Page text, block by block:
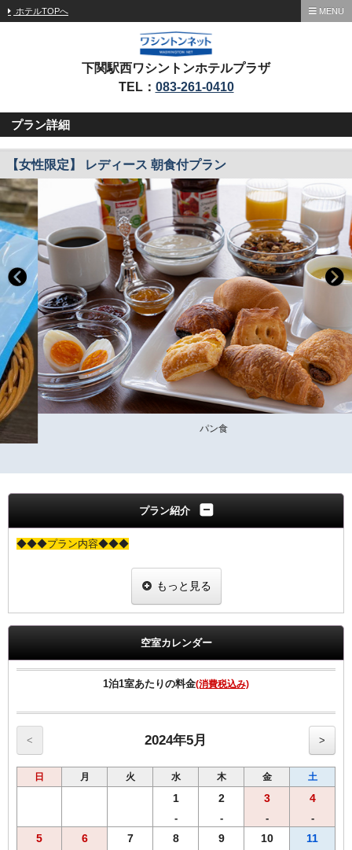
ホテルTOPへ MENU
下関駅西ワシントンホテルプラザ
TEL： 083-261-0410
プラン詳細
【女性限定】 レディース 朝食付プラン
プラン紹介
◆◆◆プラン内容◆◆◆
当プランでご予約のお客様には選べるグッズをプレゼント。
※男性のお客様にはご予約いただけませんので、他のプランにてご予
・自慢の焼きたてパン
・挽きたて香り豊かなコーヒー
・果汁１００％オレンジジュース/野菜ジュース
・選べる３種類のスープ
・フレッシュサラダ
・オーガニックグラノーラ
もっと見る
空室カレンダー
1泊1室あたりの料金(消費税込み)
< 2024年5月 >
日 月 火 水 木 金 土
1
-
2
-
3
-
4
-
5 6 7 8 9 10 11